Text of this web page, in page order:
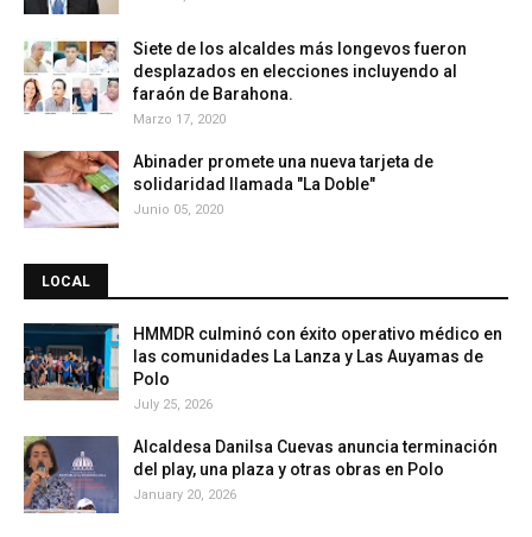
Siete de los alcaldes más longevos fueron
desplazados en elecciones incluyendo al
faraón de Barahona.
Marzo 17, 2020
Abinader promete una nueva tarjeta de
solidaridad llamada "La Doble"
Junio 05, 2020
LOCAL
HMMDR culminó con éxito operativo médico en
las comunidades La Lanza y Las Auyamas de
Polo
July 25, 2026
Alcaldesa Danilsa Cuevas anuncia terminación
del play, una plaza y otras obras en Polo
January 20, 2026